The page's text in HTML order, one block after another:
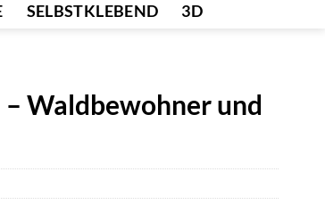
SELBSTKLEBEND 3D
Waldbewohner und